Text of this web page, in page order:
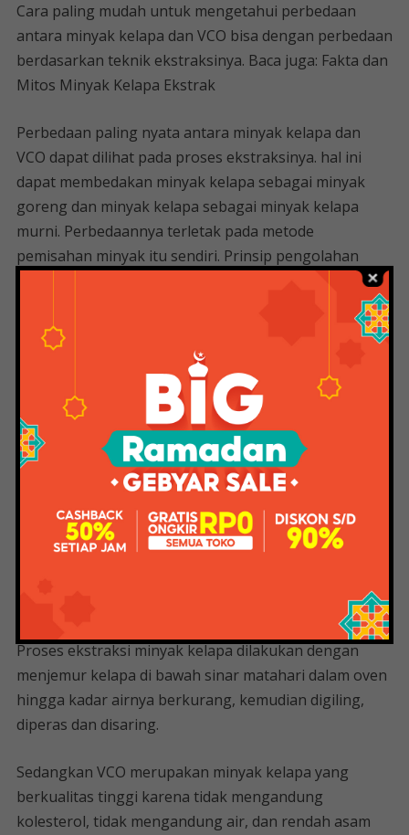
Cara paling mudah untuk mengetahui perbedaan
antara minyak kelapa dan VCO bisa dengan perbedaan
berdasarkan teknik ekstraksinya. Baca juga: Fakta dan
Mitos Minyak Kelapa Ekstrak
Perbedaan paling nyata antara minyak kelapa dan
VCO dapat dilihat pada proses ekstraksinya. hal ini
dapat membedakan minyak kelapa sebagai minyak
goreng dan minyak kelapa sebagai minyak kelapa
murni. Perbedaannya terletak pada metode
pemisahan minyak itu sendiri. Prinsip pengolahan
atau ekstraksi minyak diambil dari daging buah kelapa
pengepresan dan metode ekstraksi pelarut.
Apa Perbedaan Vco Dan Evco.
Perbedaan Vco Dan Evco — Banyak
Orang…
Minyak kelapa yang sering digunakan untuk menumis
buah kelapa segar. Hasil minyak kelapa dapat dicapai
melalui 3 metode yaitu metode basah, pengepresan
Proses ekstraksi minyak kelapa dilakukan dengan
menjemur kelapa di bawah sinar matahari dalam oven
hingga kadar airnya berkurang, kemudian digiling,
diperas dan disaring.
Sedangkan VCO merupakan minyak kelapa yang
berkualitas tinggi karena tidak mengandung
kolesterol, tidak mengandung air, dan rendah asam